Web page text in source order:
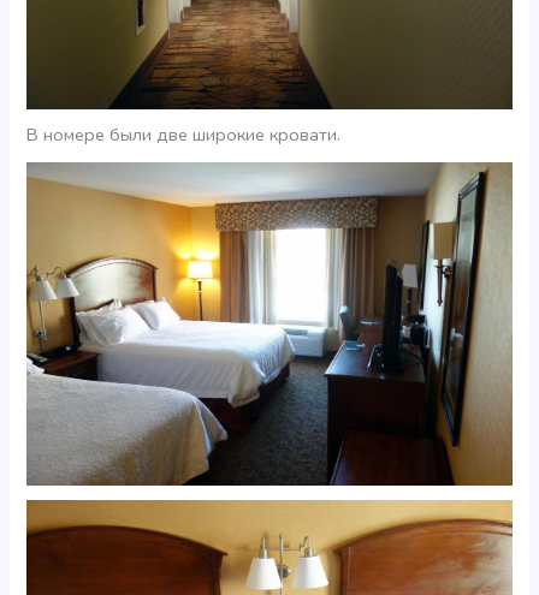
В номере были две широкие кровати.